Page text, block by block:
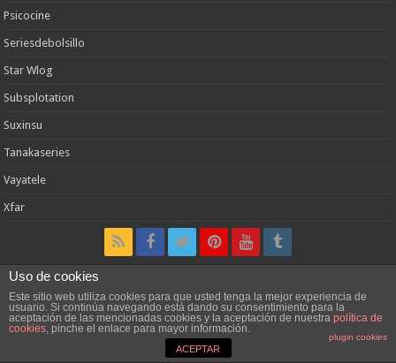
Psicocine
Seriesdebolsillo
Star Wlog
Subsplotation
Suxinsu
Tanakaseries
Vayatele
Xfar
Encuéntranos en Facebook
Uso de cookies
Este sitio web utiliza cookies para que usted tenga la mejor experiencia de
usuario. Si continúa navegando está dando su consentimiento para la
aceptación de las mencionadas cookies y la aceptación de nuestra política de
cookies, pinche el enlace para mayor información.
plugin cookies
ACEPTAR